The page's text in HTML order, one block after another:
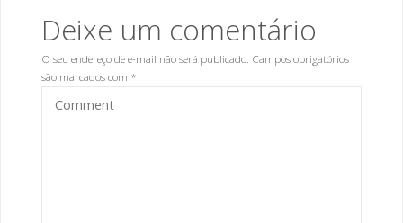
Deixe um comentário
O seu endereço de e-mail não será publicado. Campos obrigatórios
são marcados com *